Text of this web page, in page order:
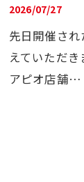
2026/07/27
先日開催さ
えていただ
アピオ店舗…